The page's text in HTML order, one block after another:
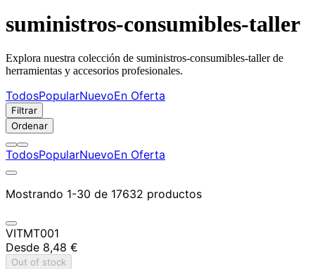
suministros-consumibles-taller
Explora nuestra colección de suministros-consumibles-taller de
herramientas y accesorios profesionales.
TodosPopularNuevoEn Oferta
Filtrar
Ordenar
TodosPopularNuevoEn Oferta
Mostrando 1-30 de 17632 productos
VITMT001
Desde 8,48 €
Out of stock